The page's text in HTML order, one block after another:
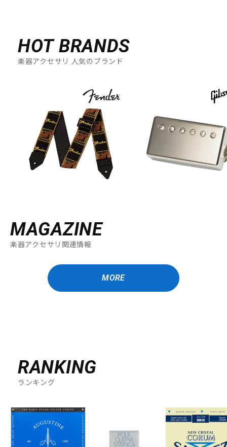
HOT BRANDS
楽器アクセサリ 人気のブランド
MAGAZINE
楽器アクセサリ関連情報
MORE
RANKING
ランキング